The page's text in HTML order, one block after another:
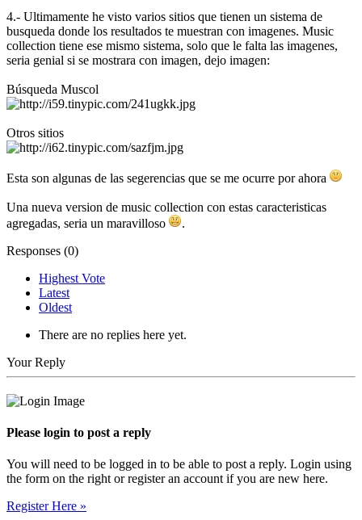
4.- Ultimamente he visto varios sitios que tienen un sistema de
busqueda donde los resultados te muestran con imagenes. Music
collection tiene ese mismo sistema, solo que le falta las imagenes,
seria genial si se mostrara con imagen, dejo imagen:
Búsqueda Muscol
Otros sitios
Esta son algunas de las segerencias que se me ocurre por ahora
Una nueva version de music collection con estas caracteristicas
agregadas, seria un maravilloso
.
Responses (0)
Highest Vote
Latest
Oldest
There are no replies here yet.
Your Reply
Please login to post a reply
You will need to be logged in to be able to post a reply. Login using
the form on the right or register an account if you are new here.
Register Here »